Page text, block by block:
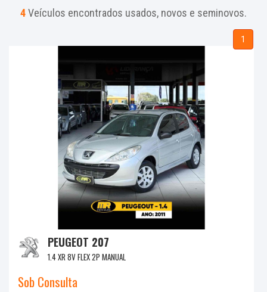
4Veículos encontrados usados, novos e seminovos.
1
PEUGEOT 207
1.4 XR 8V FLEX 2P MANUAL
Sob Consulta